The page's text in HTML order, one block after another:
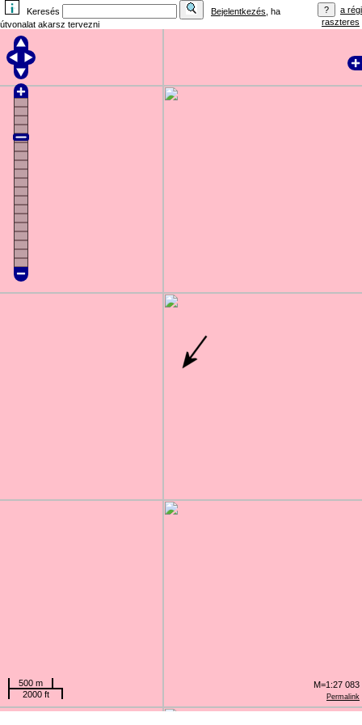
Keresés Bejelentkezés , ha
útvonalat akarsz tervezni
a régi
raszteres
Permalink
500 m
2000 ft
M=1:27 083